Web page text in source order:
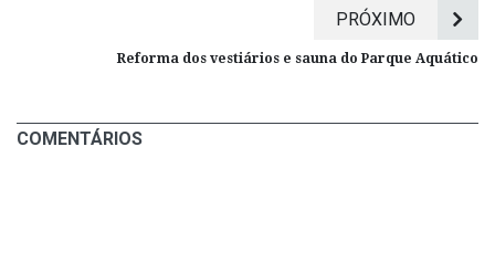
PRÓXIMO
Reforma dos vestiários e sauna do Parque Aquático
COMENTÁRIOS